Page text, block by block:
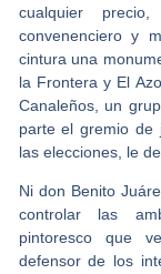
cualquier
convenenciero y
cintura una
la Frontera y El
Canaleños, un
parte el gremio de
las elecciones, le
Ni don Benito
controlar las
pintoresco que
defensor de los